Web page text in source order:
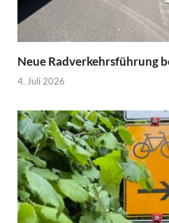
Neue Radverkehrsführung
4. Juli 2026